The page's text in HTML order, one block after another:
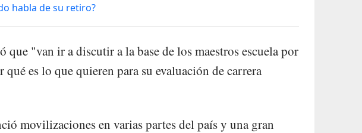
habla de su retiro?
que "van ir a discutir a la base de los maestros escuela por
qué es lo que quieren para su evaluación de carrera
movilizaciones en varias partes del país y una gran